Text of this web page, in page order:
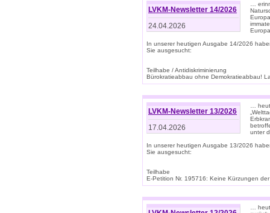
LVKM-Newsletter 14/2026
24.04.2026
…
In unserer heutigen Ausgabe 14/2026
Sie ausgesucht:
Teilhabe / Antidiskriminierung
Bürokratieabbau ohne Demokratieabbau!
LVKM-Newsletter 13/2026
17.04.2026
…
unter
In unserer heutigen Ausgabe 13/2026
Sie ausgesucht:
Teilhabe
E-Petition Nr. 195716: Keine Kürzungen
…